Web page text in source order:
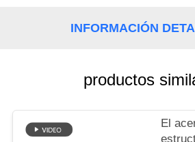
INFORMACIÓN
productos
El